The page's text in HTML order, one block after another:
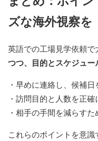
ズな海外視察を
英語での工場見学依頼で
つつ、目的とスケジュ
・早めに連絡し、候補日
・訪問目的と人数を正確
・相手の手間を減らす
これらのポイントを意